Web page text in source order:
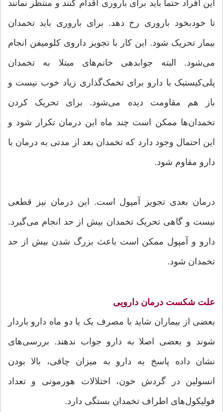
این افراد حتما باید برای باروری اقدام کنند و منتظر نمانند
تا خودبخود باروری رخ دهد. برای باروری باید تخمدان
بیمار تحریک شود. این کار با تجویز داروی کلومیفن انجام
می‌شود. البته جوابدهی خانم‌های مبتلا به تخمدان
پلی‌کیستیک با دارو برای تخمک‌گذاری زیاد خوب نیست و
باز هم مقاومت دیده می‌شود. برای تحریک کردن
تخمدان‌ها ممکن است چند ماه این درمان تکرار شود و
این احتمال وجود دارد که تخمدان بعد از مدتی به درمان با
دارو مقاوم شود.
درمان بعدی تجویز آمپول است. این درمان نیز قطعی
نیست و گاهی تحریک تخمدان بیش از حد انجام می‌گیرد.
دارو و آمپول ممکن است باعث بزرگ شدن بیش از حد
تخمدان شود.
علت شکست درمان دارویی
بعضی از بیماران شاید با مصرف یک یا دو ماه دارو باردار
شوند و بعضی اصلا به دارو جواب ندهند. بررسی‌های
نشان داده پاسخ به دارو به میزان چاقی، بالا بودن
انسولین در گردش خون، اختلالات هورمونی و تعداد
فولیکول‌های اطراف تخمدان بستگی دارد.